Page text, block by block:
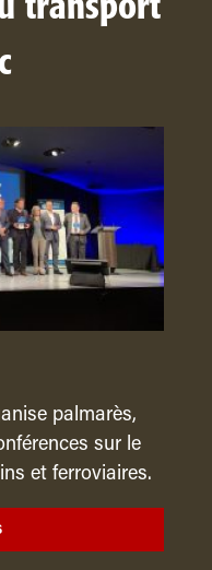
transport
palmarès,
sur le
et ferroviaires.